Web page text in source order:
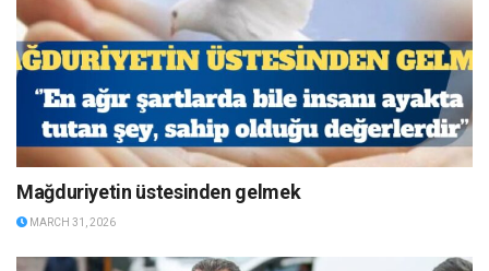
Mağduriyetin üstesinden gelmek
MARCH 31, 2026